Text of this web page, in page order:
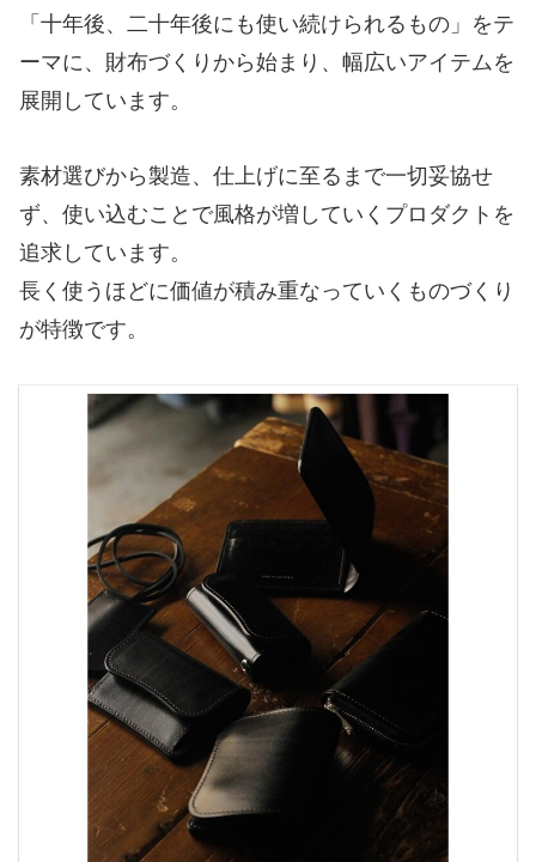
「十年後、二十年後にも使い続けられるもの」をテ
ーマに、財布づくりから始まり、幅広いアイテムを
展開しています。
素材選びから製造、仕上げに至るまで一切妥協せ
ず、使い込むことで風格が増していくプロダクトを
追求しています。
長く使うほどに価値が積み重なっていくものづくり
が特徴です。